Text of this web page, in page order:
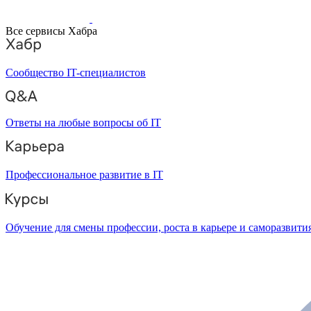
Все сервисы Хабра
Сообщество IT-специалистов
Ответы на любые вопросы об IT
Профессиональное развитие в IT
Обучение для смены профессии, роста в карьере и